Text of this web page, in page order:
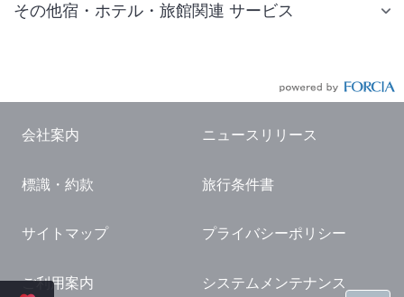
その他宿・ホテル・旅館関連 サービス
国内観光ガイド
旅行・観光情報
会社案内 ニュースリリース
標識・約款 旅行条件書
サイトマップ プライバシーポリシー
ご利用案内 システムメンテナンス